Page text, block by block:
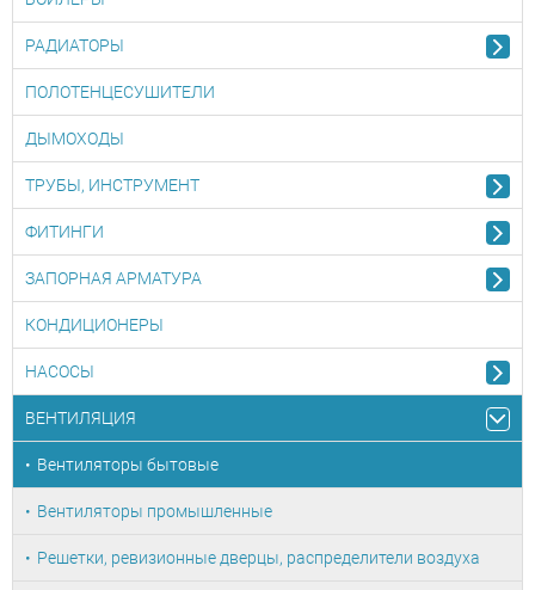
РАДИАТОРЫ
ПОЛОТЕНЦЕСУШИТЕЛИ
ДЫМОХОДЫ
ТРУБЫ, ИНСТРУМЕНТ
ФИТИНГИ
ЗАПОРНАЯ АРМАТУРА
КОНДИЦИОНЕРЫ
НАСОСЫ
ВЕНТИЛЯЦИЯ
Вентиляторы бытовые
Вентиляторы промышленные
Решетки, ревизионные дверцы, распределители воздуха